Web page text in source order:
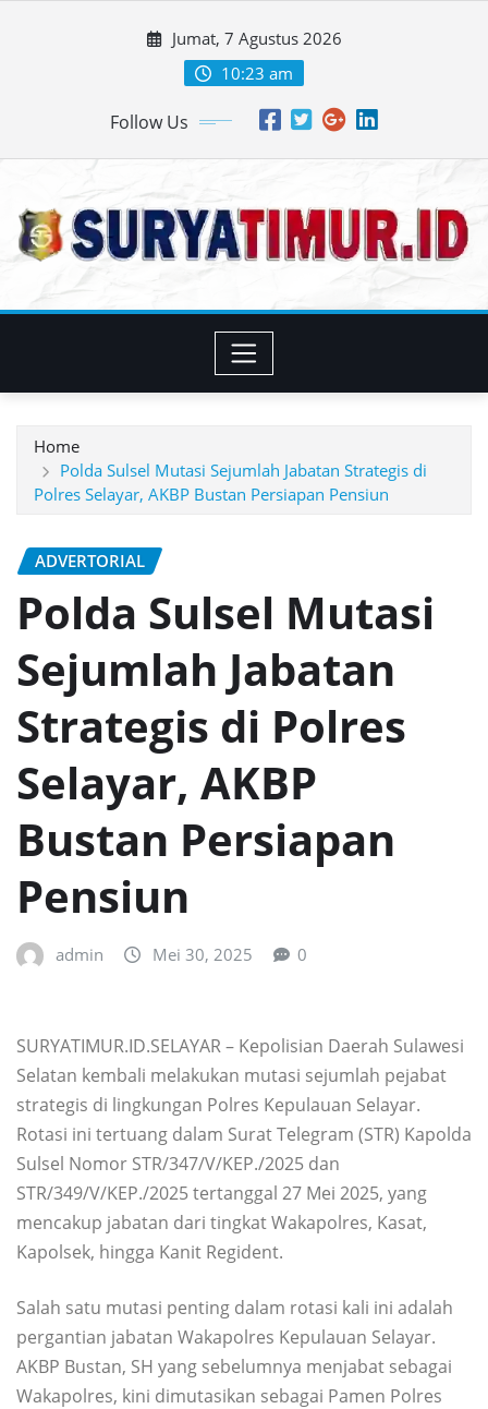
Jumat, 7 Agustus 2026
10:23 am
Follow Us
Home
Polda Sulsel Mutasi Sejumlah Jabatan Strategis di
Polres Selayar, AKBP Bustan Persiapan Pensiun
ADVERTORIAL
Polda Sulsel Mutasi
Sejumlah Jabatan
Strategis di Polres
Selayar, AKBP
Bustan Persiapan
Pensiun
admin Mei 30, 2025 0
SURYATIMUR.ID.SELAYAR – Kepolisian Daerah Sulawesi
Selatan kembali melakukan mutasi sejumlah pejabat
strategis di lingkungan Polres Kepulauan Selayar.
Rotasi ini tertuang dalam Surat Telegram (STR) Kapolda
Sulsel Nomor STR/347/V/KEP./2025 dan
STR/349/V/KEP./2025 tertanggal 27 Mei 2025, yang
mencakup jabatan dari tingkat Wakapolres, Kasat,
Kapolsek, hingga Kanit Regident.
Salah satu mutasi penting dalam rotasi kali ini adalah
pergantian jabatan Wakapolres Kepulauan Selayar.
AKBP Bustan, SH yang sebelumnya menjabat sebagai
Wakapolres, kini dimutasikan sebagai Pamen Polres